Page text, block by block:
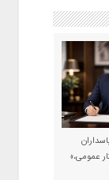
عمومی،»